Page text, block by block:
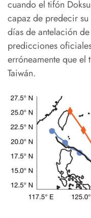
cuando el tifón
capaz de predecir
días de antelación
predicciones
erróneamente que
Taiwán.